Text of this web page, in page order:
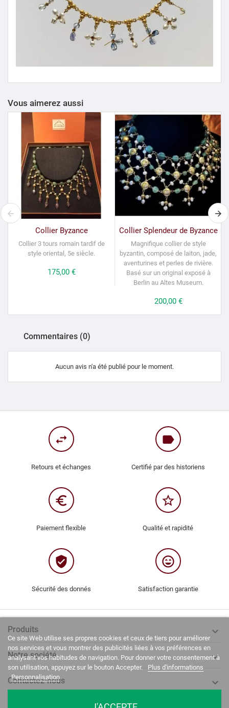
Vous aimerez aussi
Collier Byzance
Collier 3 tours romain tardif de
style oriental, 5e siècle.
Prix
175,00 €
Collier Splendeur de Byzance
Magnifique collier de style
byzantin, composé de laiton, jade,
aventurines et perles de rivière.
Basé sur un original exposé à
Berlin au Altes Museum.
Prix
200,00 €
Commentaires (0)
Aucun avis n'a été publié pour le moment.
swap_horiz
Retours et échanges
label
Certifié par des historiens
euro_symbol
Paiement flexible
star_border
Qualité et rapidité
verified_user
Sécurité des donnés
sentiment_very_satisfied
Satisfaction garantie
Produits 
Notre société 
Contactez-nous 
Ce site Web utilise ses propres cookies et ceux de tiers pour améliorer
nos services et vous montrer des publicités liées à vos préférences en
analysant vos habitudes de navigation. Pour donner votre consentement à
son utilisation, appuyez sur le bouton Accepter.
Plus d'informations
Personnalisation